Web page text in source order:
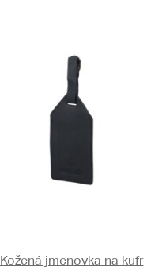
Kožená jmenovka na kufr